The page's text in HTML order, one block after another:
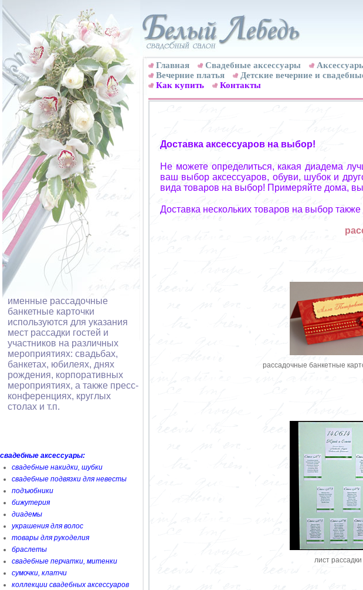
именные рассадочные
банкетные карточки
используются для указания
мест рассадки гостей и
участников на различных
мероприятиях: свадьбах,
банкетах, юбилеях, днях
рождения, корпоративных
мероприятиях, а также пресс-
конференциях, круглых
столах и т.п.
свадебные аксессуары:
свадебные накидки, шубки
свадебные подвязки для невесты
подъюбники
бижутерия
диадемы
украшения для волос
товары для рукоделия
браслеты
свадебные перчатки, митенки
сумочки, клатчи
коллекции свадебных аксессуаров
Главная Свадебные аксессуары
Вечерние платья
Детские вечерние и
Как купить
Контакты
Доставка аксессуаров на выбор!
Не можете определиться, какая диадема
ваш выбор аксессуаров, обуви, шубок и
вида товаров на выбор! Примеряйте дома,
Доставка нескольких товаров на выбор
рассадочные банкетные
лист рассадки